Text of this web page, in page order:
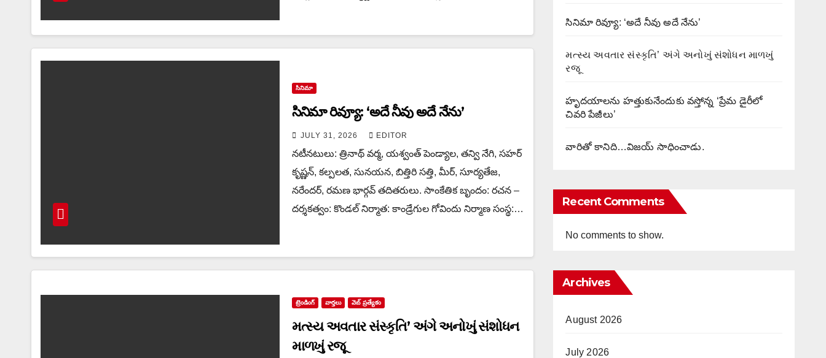
సినిమా
సినిమా రివ్యూ: ‘అదే నీవు అదే నేను’
JULY 31, 2026 EDITOR
నటీనటులు: త్రినాథ్ వర్మ, యశ్వంత్ పెండ్యాల, తన్వి నేగి, సహర్
కృష్ణన్, కల్పలత, సునయన, బిత్తిరి సత్తి, మీర్, సూర్యతేజ,
నరేందర్, రమణ భార్గవ్ తదితరులు. సాంకేతిక బృందం: రచన –
దర్శకత్వం: కొండల్ నిర్మాత: కాండ్రేగుల గోవిందు నిర్మాణ సంస్థ:…
ట్రెండింగ్ వార్త‌లు వెబ్ ప్రత్యేకం
મત્સ્ય અવતાર સંસ્કૃતિ’ અંગે અનોખું સંશોધન
માળખું રજૂ
సినిమా రివ్యూ: ‘అదే నీవు అదే నేను’
મત્સ્ય અવતાર સંસ્કૃતિ’ અંગે અનોખું સંશોધન માળખું
રજૂ
హృదయాలను హత్తుకునేందుకు వస్తోన్న ‘ప్రేమ డైరీలో
చివరి పేజీలు’
వారితో కానిది…విజయ్ సాధించాడు.
Recent Comments
No comments to show.
Archives
August 2026
July 2026